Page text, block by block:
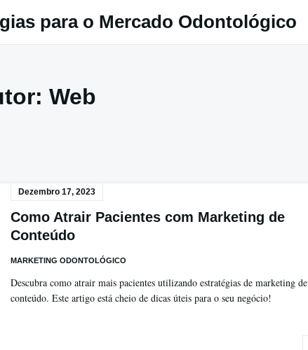
para o Mercado Odontológico
Web
Dezembro 17, 2023
Como Atrair Pacientes com Marketing de
Conteúdo
MARKETING ODONTOLÓGICO
Descubra como atrair mais pacientes utilizando estratégias de marketing de
conteúdo. Este artigo está cheio de dicas úteis para o seu negócio!